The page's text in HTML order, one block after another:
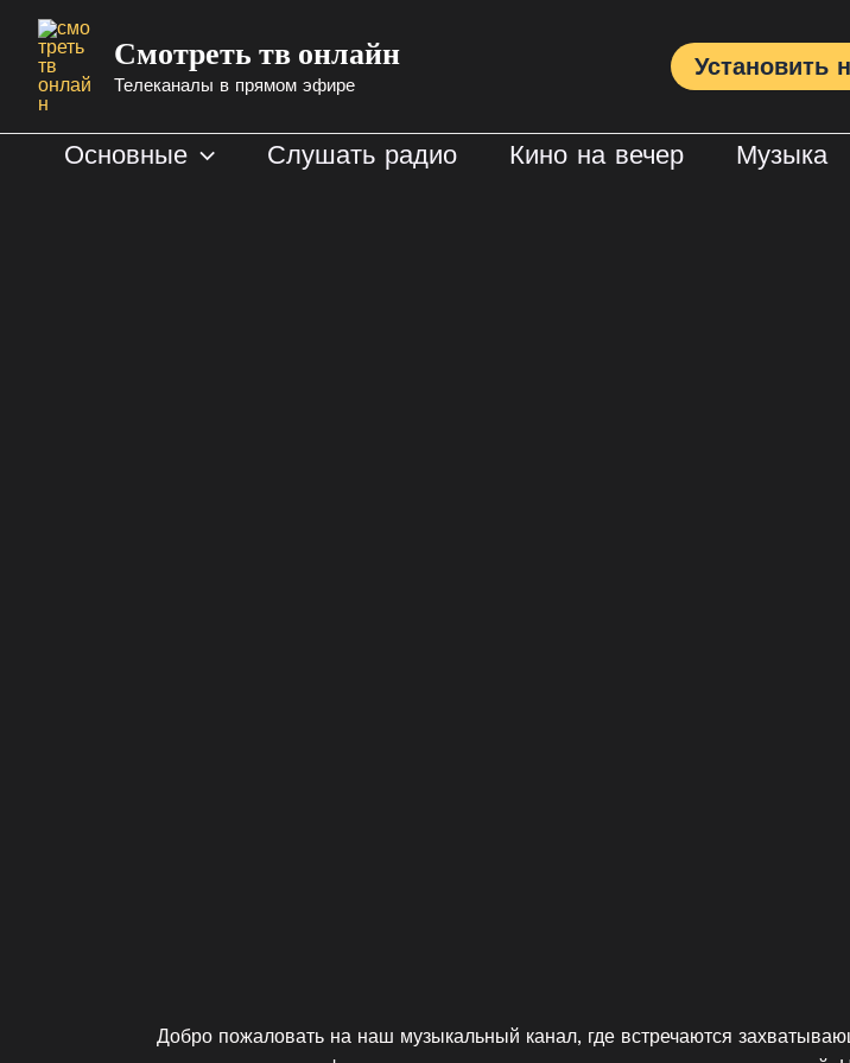
Перейти
содержимому
Смотреть тв онлайн
Телеканалы в прямом эфире
Установить
Основные Слушать радио Кино на вечер Музыка
Добро пожаловать на наш музыкальный канал, где встречаются